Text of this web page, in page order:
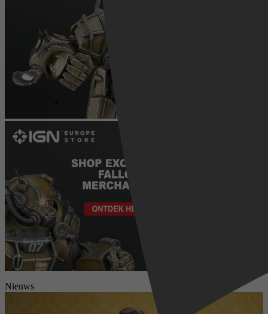
Nieuws